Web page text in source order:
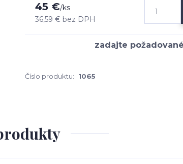
45 €/ks
36,59 € bez DPH
Číslo produktu: 1065